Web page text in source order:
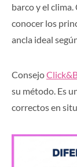
barco y el
conocer los
ancla ideal
Consejo
su método. Es
correctos en